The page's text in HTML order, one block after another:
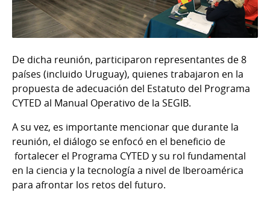
De dicha reunión, participaron representantes de 8
países (incluido Uruguay), quienes trabajaron en la
propuesta de adecuación del Estatuto del Programa
CYTED al Manual Operativo de la SEGIB.
A su vez, es importante mencionar que durante la
reunión, el diálogo se enfocó en el beneficio de
fortalecer el Programa CYTED y su rol fundamental
en la ciencia y la tecnología a nivel de Iberoamérica
para afrontar los retos del futuro.